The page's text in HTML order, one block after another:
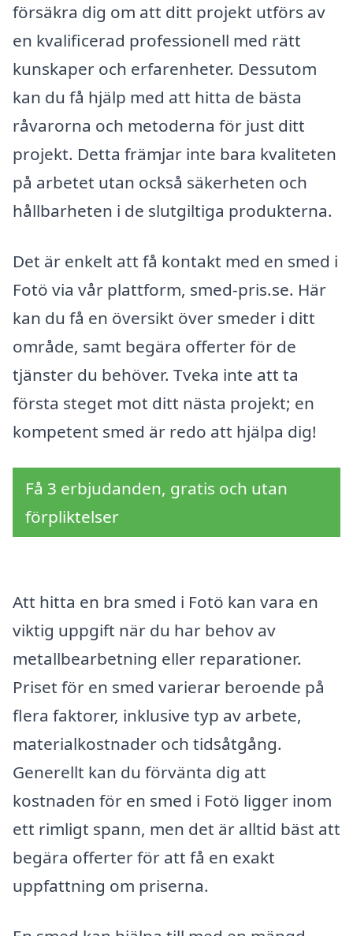
försäkra dig om att ditt projekt utförs av
en kvalificerad professionell med rätt
kunskaper och erfarenheter. Dessutom
kan du få hjälp med att hitta de bästa
råvarorna och metoderna för just ditt
projekt. Detta främjar inte bara kvaliteten
på arbetet utan också säkerheten och
hållbarheten i de slutgiltiga produkterna.
Det är enkelt att få kontakt med en smed i
Fotö via vår plattform, smed-pris.se. Här
kan du få en översikt över smeder i ditt
område, samt begära offerter för de
tjänster du behöver. Tveka inte att ta
första steget mot ditt nästa projekt; en
kompetent smed är redo att hjälpa dig!
Få 3 erbjudanden, gratis och utan
förpliktelser
Att hitta en bra smed i Fotö kan vara en
viktig uppgift när du har behov av
metallbearbetning eller reparationer.
Priset för en smed varierar beroende på
flera faktorer, inklusive typ av arbete,
materialkostnader och tidsåtgång.
Generellt kan du förvänta dig att
kostnaden för en smed i Fotö ligger inom
ett rimligt spann, men det är alltid bäst att
begära offerter för att få en exakt
uppfattning om priserna.